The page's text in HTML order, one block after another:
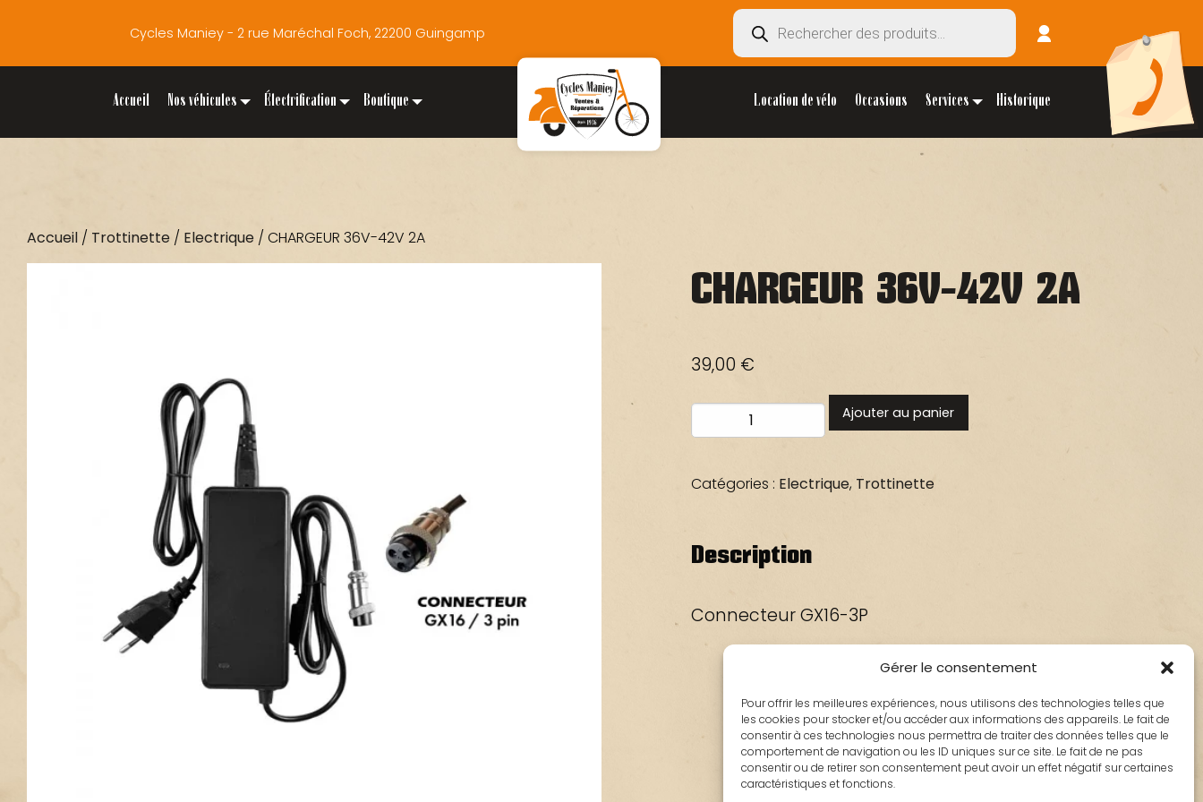
Gérer le consentement
Pour offrir les meilleures expériences, nous utilisons des technologies telles que
les cookies pour stocker et/ou accéder aux informations des appareils. Le fait de
consentir à ces technologies nous permettra de traiter des données telles que le
comportement de navigation ou les ID uniques sur ce site. Le fait de ne pas
consentir ou de retirer son consentement peut avoir un effet négatif sur certaines
caractéristiques et fonctions.
Cycles Maniey - 2 rue Maréchal Foch, 22200 Guingamp
Recherche
produits
Accueil Nos véhicules Électrification Boutique Location de vélo Occasions Services Historique
Accueil / Trottinette / Electrique / CHARGEUR 36V-42V 2A
CHARGEUR 36V-42V 2A
39,00 €
de
36V-
Ajouter au panier
Catégories : Electrique, Trottinette
Description
Connecteur GX16-3P